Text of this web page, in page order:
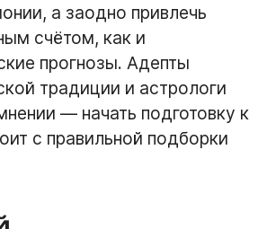
а заодно привлечь
счётом, как и
прогнозы. Адепты
традиции и астрологи
— начать подготовку к
с правильной подборки